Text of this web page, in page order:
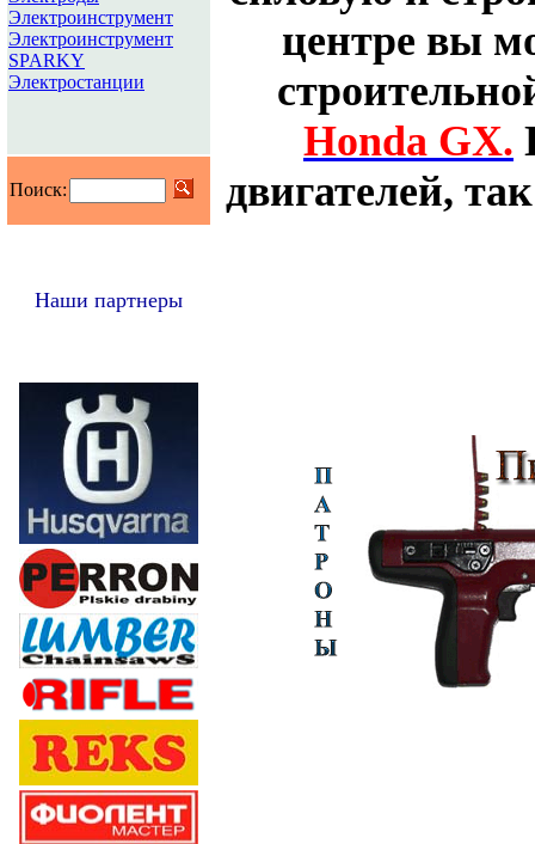
Электроинструмент
Электроинструмент
SPARKY
Электростанции
Поиск:
Наши партнеры
центре вы
Honda GX.
двигателей,